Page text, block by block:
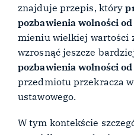
znajduje przepis, który
pozbawienia wolności
mieniu wielkiej wartości
wzrosnąć jeszcze
pozbawienia wolności
przedmiotu przekracza
ustawowego.
W tym kontekście